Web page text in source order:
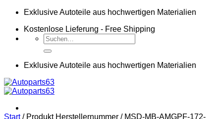
Zum
springen
Exklusive Autoteile aus hochwertigen Materialien
Kostenlose Lieferung - Free Shipping
Suchen
nach:
Exklusive Autoteile aus hochwertigen Materialien
Start /Produkt Herstellernummer /MSD-MB-AMGPF-172-